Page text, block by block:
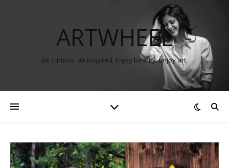
ARTWHEEL
Be curious. Be inspired. Enjoy beauty. Enjoy art.